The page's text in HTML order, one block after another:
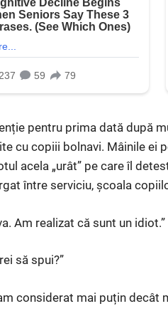
pentru prima dată după
cu copiii bolnavi. Mâinile ei
acela „urât” pe care îl
între serviciu, școala
Am realizat că sunt un idiot.”
să spui?”
considerat mai puțin decât